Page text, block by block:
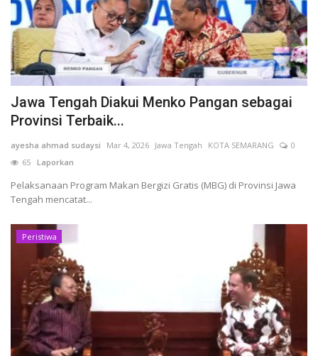
Kesehatan
Layanan Publik
Perempuan/Anak
Jawa Tengah Diakui Menko Pangan sebagai
Provinsi Terbaik...
ayesha ahmad sudaysi Mar 4, 2026 Jawa Tengah KOTA SEMARANG
0
65 Laporkan
Pelaksanaan Program Makan Bergizi Gratis (MBG) di Provinsi Jawa
Tengah mencatat...
Peristiwa